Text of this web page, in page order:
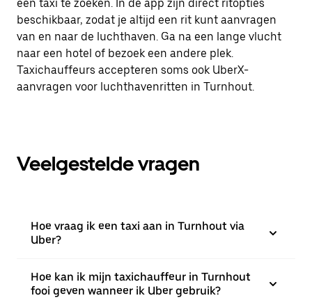
een taxi te zoeken. In de app zijn direct ritopties
beschikbaar, zodat je altijd een rit kunt aanvragen
van en naar de luchthaven. Ga na een lange vlucht
naar een hotel of bezoek een andere plek.
Taxichauffeurs accepteren soms ook UberX-
aanvragen voor luchthavenritten in Turnhout.
Veelgestelde vragen
Hoe vraag ik een taxi aan in Turnhout via
Uber?
Hoe kan ik mijn taxichauffeur in Turnhout
fooi geven wanneer ik Uber gebruik?